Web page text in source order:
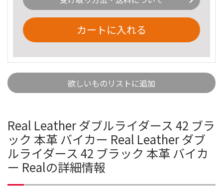
カートに入れる
欲しいものリストに追加
Real Leather ダブルライダース 42 ブラ
ック 本革 バイカー Real Leather ダブ
ルライダース 42 ブラック 本革 バイカ
ー Realの詳細情報